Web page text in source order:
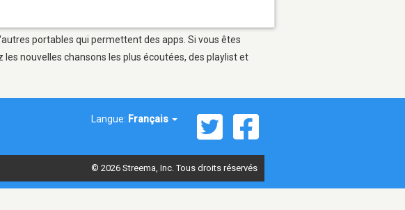
portables qui permettent des apps. Si vous êtes
nouvelles chansons les plus écoutées, des playlist et
Langue: Français
© 2026 Streema, Inc. Tous droits réservés